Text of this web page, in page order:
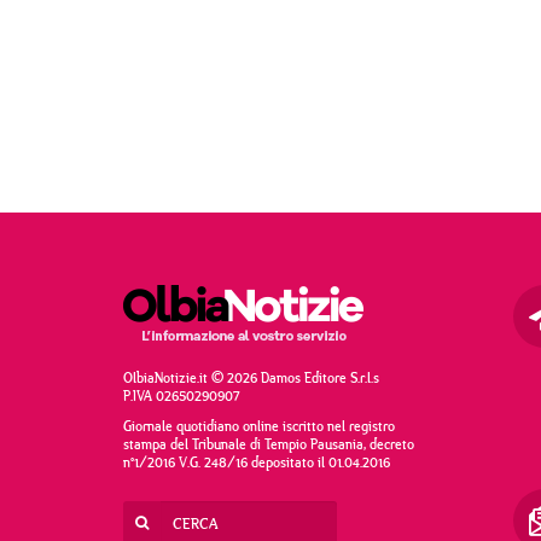
OlbiaNotizie.it © 2026 Damos Editore S.r.l.s
P.IVA 02650290907
Giornale quotidiano online iscritto nel registro
stampa del Tribunale di Tempio Pausania, decreto
n°1/2016 V.G. 248/16 depositato il 01.04.2016